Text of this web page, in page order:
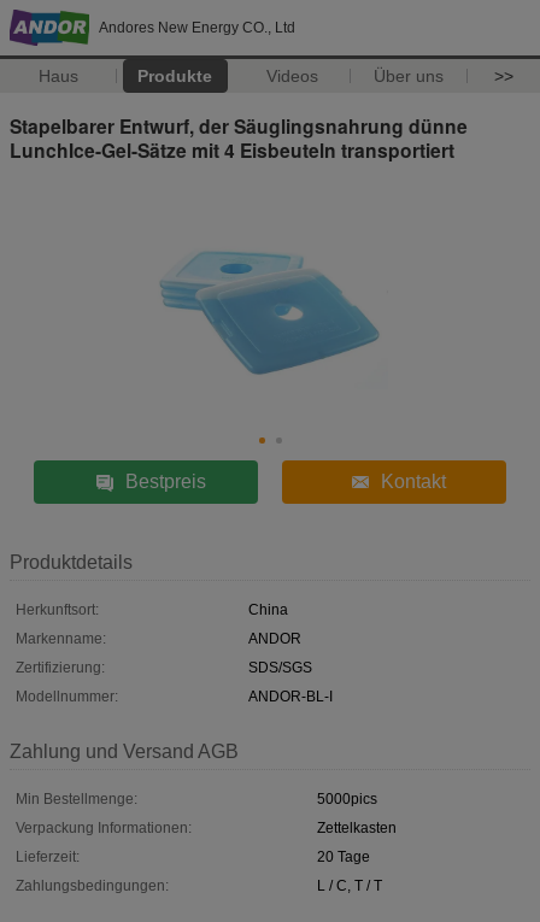
Andores New Energy CO., Ltd
Haus Produkte Videos Über uns >>
Stapelbarer Entwurf, der Säuglingsnahrung dünne
LunchIce-Gel-Sätze mit 4 Eisbeuteln transportiert
Bestpreis Kontakt
Produktdetails
Herkunftsort:
China
Markenname:
ANDOR
Zertifizierung:
SDS/SGS
Modellnummer:
ANDOR-BL-I
Zahlung und Versand AGB
Min Bestellmenge:
5000pics
Verpackung Informationen:
Zettelkasten
Lieferzeit:
20 Tage
Zahlungsbedingungen:
L / C, T / T